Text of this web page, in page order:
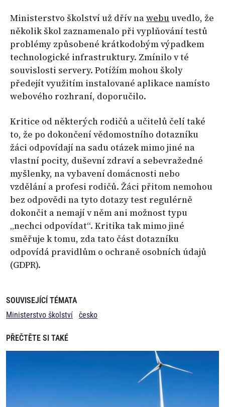
Ministerstvo školství už dřív nawebuuvedlo, že
několik škol zaznamenalo při vyplňování testů
problémy způsobené krátkodobým výpadkem
technologické infrastruktury. Zmínilo v té
souvislosti servery. Potížím mohou školy
předejít využitím instalované aplikace namísto
webového rozhraní, doporučilo.
Kritice od některých rodičů a učitelů čelí také
to, že po dokončení vědomostního dotazníku
žáci odpovídají na sadu otázek mimo jiné na
vlastní pocity, duševní zdraví a sebevražedné
myšlenky, na vybavení domácnosti nebo
vzdělání a profesi rodičů. Žáci přitom nemohou
bez odpovědi na tyto dotazy test regulérně
dokončit a nemají v něm ani možnost typu
„nechci odpovídat“. Kritika tak mimo jiné
směřuje k tomu, zda tato část dotazníku
odpovídá pravidlům o ochraně osobních údajů
(GDPR).
SOUVISEJÍCÍ TÉMATA
Ministerstvo školství
česko
PŘEČTĚTE SI TAKÉ